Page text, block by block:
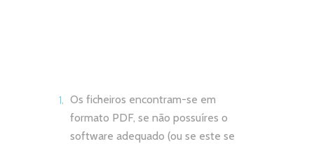
Os ficheiros encontram-se em
formato PDF, se não possuíres o
software adequado (ou se este se